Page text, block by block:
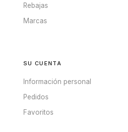
Rebajas
Marcas
SU CUENTA
Información personal
Pedidos
Favoritos